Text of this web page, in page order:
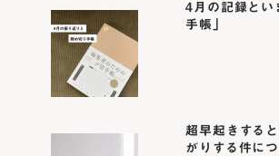
4月の記録とい
手帳」
超早起きする
がりする件に